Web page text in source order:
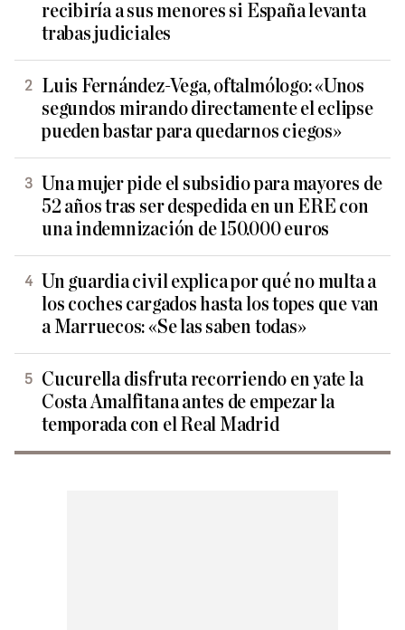
recibiría a sus menores si España levanta
trabas judiciales
Luis Fernández-Vega, oftalmólogo: «Unos
segundos mirando directamente el eclipse
pueden bastar para quedarnos ciegos»
Una mujer pide el subsidio para mayores de
52 años tras ser despedida en un ERE con
una indemnización de 150.000 euros
Un guardia civil explica por qué no multa a
los coches cargados hasta los topes que van
a Marruecos: «Se las saben todas»
Cucurella disfruta recorriendo en yate la
Costa Amalfitana antes de empezar la
temporada con el Real Madrid